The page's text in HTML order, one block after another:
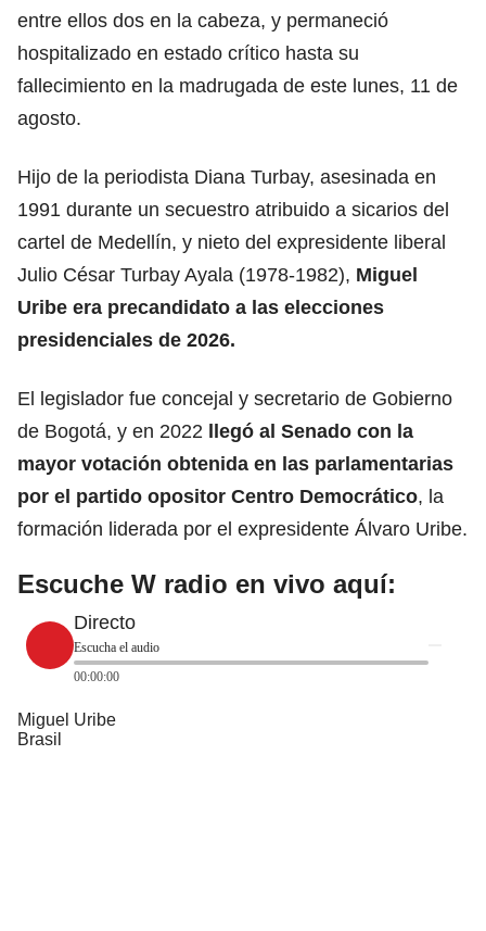
entre ellos dos en la cabeza, y permaneció
hospitalizado en estado crítico hasta su
fallecimiento en la madrugada de este lunes, 11 de
agosto.
Hijo de la periodista Diana Turbay, asesinada en
1991 durante un secuestro atribuido a sicarios del
cartel de Medellín, y nieto del expresidente liberal
Julio César Turbay Ayala (1978-1982), Miguel
Uribe era precandidato a las elecciones
presidenciales de 2026.
El legislador fue concejal y secretario de Gobierno
de Bogotá, y en 2022 llegó al Senado con la
mayor votación obtenida en las parlamentarias
por el partido opositor Centro Democrático, la
formación liderada por el expresidente Álvaro Uribe.
Escuche W radio en vivo aquí:
Directo
Escucha el audio
00:00:00
Miguel Uribe
Brasil